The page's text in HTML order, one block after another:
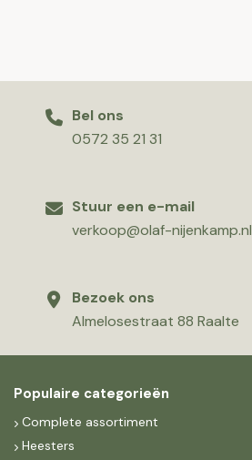
Bel ons
0572 35 21 31
Stuur een e-mail
verkoop@olaf-nijenkamp.nl
Bezoek ons
Almelosestraat 88 Raalte
Populaire categorieën
Complete assortiment
Heesters